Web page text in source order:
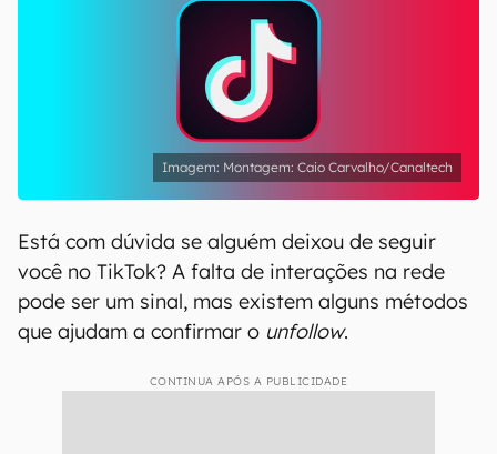
Montagem: Caio Carvalho/Canaltech
Está com dúvida se alguém deixou de seguir
você no TikTok? A falta de interações na rede
pode ser um sinal, mas existem alguns métodos
que ajudam a confirmar o unfollow.
CONTINUA APÓS A PUBLICIDADE